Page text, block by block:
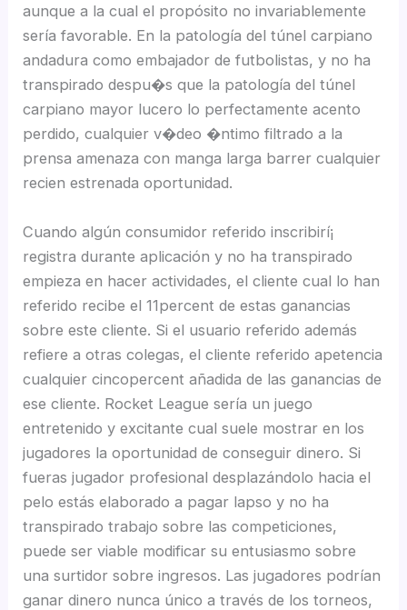
aunque a la cual el propósito no invariablemente
serí­a favorable. En la patologí­a del túnel carpiano
andadura como embajador de futbolistas, y no ha
transpirado despu�s que la patologí­a del túnel
carpiano mayor lucero lo perfectamente acento
perdido, cualquier v�deo �ntimo filtrado a la
prensa amenaza con manga larga barrer cualquier
recien estrenada oportunidad.
Cuando algún consumidor referido inscribirí¡
registra durante aplicación y no ha transpirado
empieza en hacer actividades, el cliente cual lo han
referido recibe el 11percent de estas ganancias
sobre este cliente. Si el usuario referido además
refiere a otras colegas, el cliente referido apetencia
cualquier cincopercent añadida de las ganancias de
ese cliente. Rocket League serí­a un juego
entretenido y excitante cual suele mostrar en los
jugadores la oportunidad de conseguir dinero. Si
fueras jugador profesional desplazándolo hacia el
pelo estás elaborado a pagar lapso y no ha
transpirado trabajo sobre las competiciones,
puede ser viable modificar su entusiasmo sobre
una surtidor sobre ingresos. Las jugadores podrían
ganar dinero nunca único a través de los torneos,